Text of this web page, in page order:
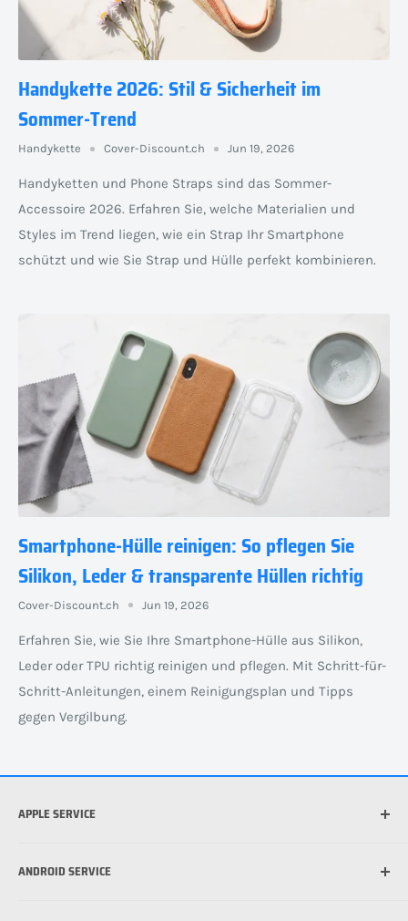
Handykette 2026: Stil & Sicherheit im
Sommer-Trend
Handykette Cover-Discount.ch Jun 19, 2026
Handyketten und Phone Straps sind das Sommer-
Accessoire 2026. Erfahren Sie, welche Materialien und
Styles im Trend liegen, wie ein Strap Ihr Smartphone
schützt und wie Sie Strap und Hülle perfekt kombinieren.
Smartphone-Hülle reinigen: So pflegen Sie
Silikon, Leder & transparente Hüllen richtig
Cover-Discount.ch Jun 19, 2026
Erfahren Sie, wie Sie Ihre Smartphone-Hülle aus Silikon,
Leder oder TPU richtig reinigen und pflegen. Mit Schritt-für-
Schritt-Anleitungen, einem Reinigungsplan und Tipps
gegen Vergilbung.
APPLE SERVICE
Welche iPad habe ich?
ANDROID SERVICE